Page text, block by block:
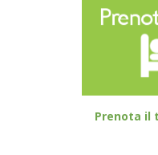
Prenota il